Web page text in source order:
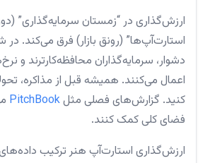
ارزش‌گذاری در “زمستان سرمایه‌گذاری”
استارت‌آپ‌ها” (رونق بازار) فرق می‌کند. در
دشوار، سرمایه‌گذاران محافظه‌کارترند و
اعمال می‌کنند. همیشه قبل از مذاکره،
کنید. گزارش‌های فصلی مثلPitchBook
فضای کلی کمک کنند.
ارزش‌گذاری استارت‌آپ هنر ترکیب